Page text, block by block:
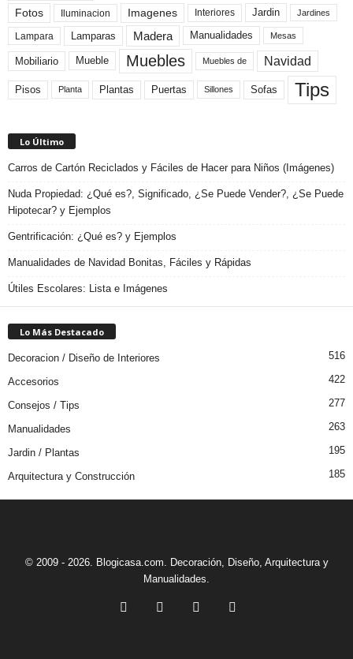
Fotos Iluminacion Imagenes Interiores Jardin Jardines
Lampara Lamparas Madera Manualidades Mesas
Mobiliario Mueble Muebles Muebles de Navidad
Pisos Planta Plantas Puertas Sillones Sofas Tips
Lo Último
Carros de Cartón Reciclados y Fáciles de Hacer para Niños (Imágenes)
Nuda Propiedad: ¿Qué es?, Significado, ¿Se Puede Vender?, ¿Se Puede
Hipotecar? y Ejemplos
Gentrificación: ¿Qué es? y Ejemplos
Manualidades de Navidad Bonitas, Fáciles y Rápidas
Útiles Escolares: Lista e Imágenes
Lo Más Destacado
Decoracion / Diseño de Interiores 516
Accesorios 422
Consejos / Tips 277
Manualidades 263
Jardin / Plantas 195
Arquitectura y Construcción 185
© 2009 - 2026. Blogicasa.com. Decoración, Diseño, Arquitectura y
Manualidades.